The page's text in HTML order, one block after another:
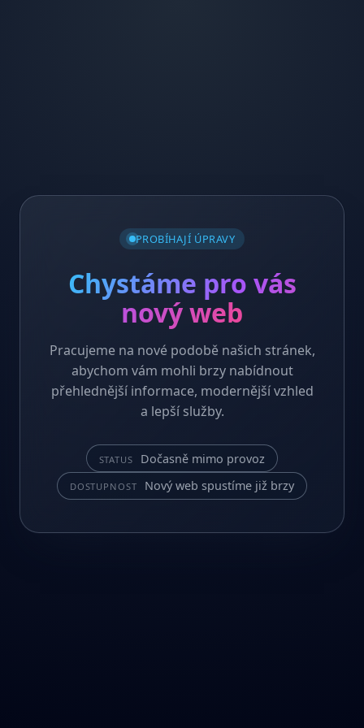
PROBÍHAJÍ ÚPRAVY
Chystáme pro vás
nový web
Pracujeme na nové podobě našich stránek,
abychom vám mohli brzy nabídnout
přehlednější informace, modernější vzhled
a lepší služby.
STATUS Dočasně mimo provoz
DOSTUPNOST Nový web spustíme již brzy